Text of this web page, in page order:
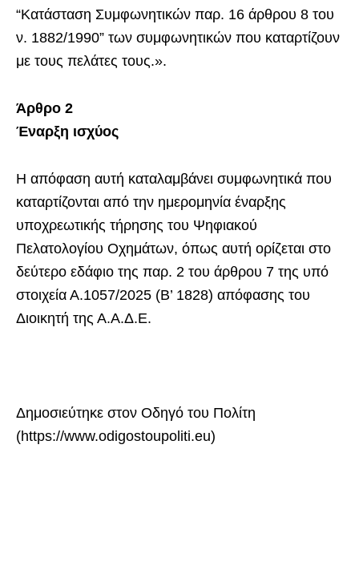
“Κατάσταση Συμφωνητικών παρ. 16 άρθρου 8 του
ν. 1882/1990” των συμφωνητικών που καταρτίζουν
με τους πελάτες τους.».
Άρθρο 2
Έναρξη ισχύος
Η απόφαση αυτή καταλαμβάνει συμφωνητικά που
καταρτίζονται από την ημερομηνία έναρξης
υποχρεωτικής τήρησης του Ψηφιακού
Πελατολογίου Οχημάτων, όπως αυτή ορίζεται στο
δεύτερο εδάφιο της παρ. 2 του άρθρου 7 της υπό
στοιχεία Α.1057/2025 (Β’ 1828) απόφασης του
Διοικητή της Α.Α.Δ.Ε.
Δημοσιεύτηκε στον Οδηγό του Πολίτη
(https://www.odigostoupoliti.eu)